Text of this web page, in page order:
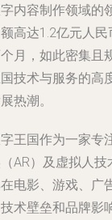
内容制作领域的
高达1.2亿元人
月，如此密集且
技术与服务的高
热潮。
王国作为一家专
AR）及虚拟人
电影、游戏、广
术壁垒和品牌影